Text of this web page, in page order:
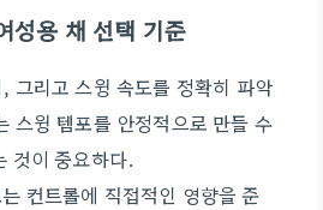
성용 채 선택 기준
그리고 스윙 속도를 정확히 파악
스윙 템포를 안정적으로 만들 수
것이 중요하다.
컨트롤에 직접적인 영향을 준